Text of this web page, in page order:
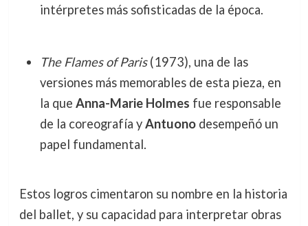
intérpretes más sofisticadas de la época.
The Flames of Paris(1973), una de las
versiones más memorables de esta pieza, en
la que Anna-Marie Holmes fue responsable
de la coreografía yAntuonodesempeñó un
papel fundamental.
Estos logros cimentaron su nombre en la historia
del ballet, y su capacidad para interpretar obras